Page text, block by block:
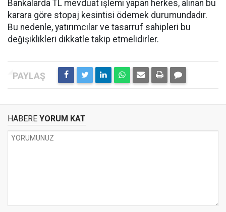
Bankalarda TL mevduat işlemi yapan herkes, alınan bu
karara göre stopaj kesintisi ödemek durumundadır.
Bu nedenle, yatırımcılar ve tasarruf sahipleri bu
değişiklikleri dikkatle takip etmelidirler.
HABERE YORUM KAT